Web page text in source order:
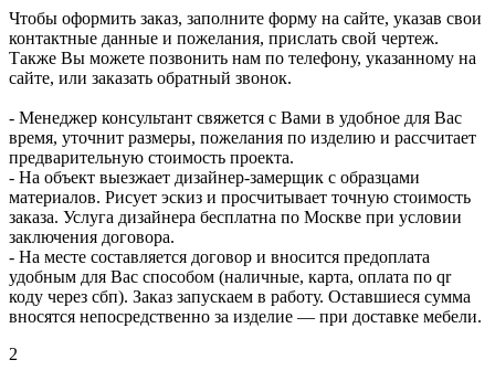
Чтобы оформить заказ, заполните форму на сайте, указав свои
контактные данные и пожелания, прислать свой чертеж.
Также Вы можете позвонить нам по телефону, указанному на
сайте, или заказать обратный звонок.
- Менеджер консультант свяжется с Вами в удобное для Вас
время, уточнит размеры, пожелания по изделию и рассчитает
предварительную стоимость проекта.
- На объект выезжает дизайнер-замерщик с образцами
материалов. Рисует эскиз и просчитывает точную стоимость
заказа. Услуга дизайнера бесплатна по Москве при условии
заключения договора.
- На месте составляется договор и вносится предоплата
удобным для Вас способом (наличные, карта, оплата по qr
коду через сбп). Заказ запускаем в работу. Оставшиеся сумма
вносятся непосредственно за изделие — при доставке мебели.
2